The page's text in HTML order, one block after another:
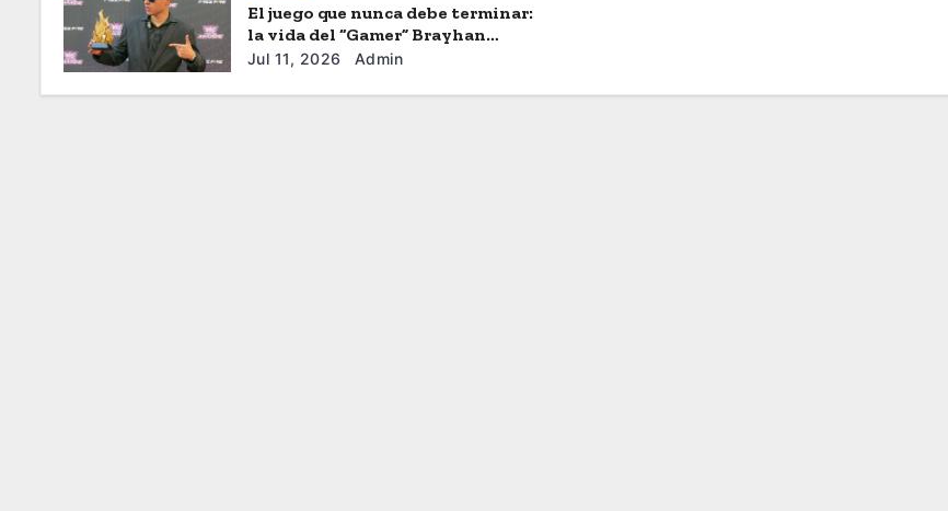
El juego que nunca debe terminar:
la vida del “Gamer” Brayhan
Crazzy
Jul 11, 2026 Admin